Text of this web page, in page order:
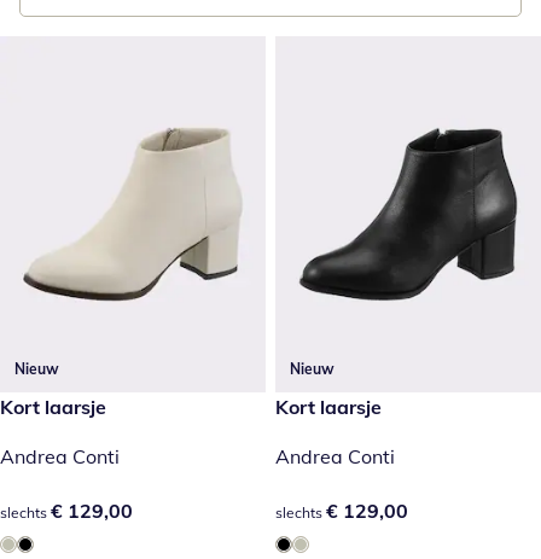
Nieuw
€ 129,00
Kort laarsje
Andrea Conti
€ 129,00
slechts € 129,00
Nieuw
€ 129,00
Kort laarsje
Andrea Conti
€ 129,00
slechts € 129,00